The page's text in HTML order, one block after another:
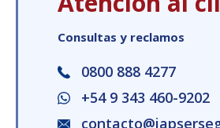
Consultas y reclamos
0800 888 4277
+54 9 343 460-9202